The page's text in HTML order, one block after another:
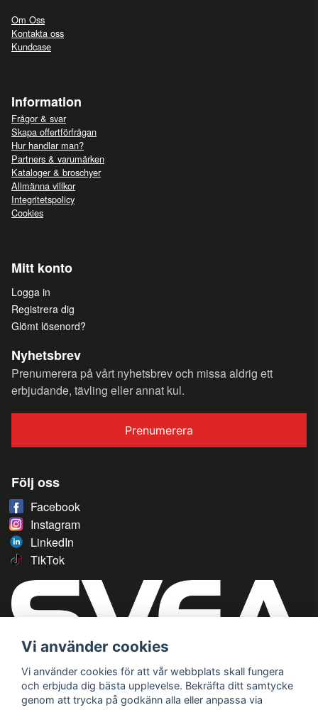
Om Oss
Kontakta oss
Kundcase
Information
Frågor & svar
Skapa offertförfrågan
Hur handlar man?
Partners & varumärken
Kataloger & broschyer
Allmänna villkor
Integritetspolicy
Cookies
Mitt konto
Logga in
Registrera dig
Glömt lösenord?
Nyhetsbrev
Prenumerera på vårt nyhetsbrev och missa aldrig ett
erbjudande, tävling eller annat kul.
Prenumerera
Följ oss
Facebook
Instagram
LinkedIn
TikTok
Vi använder cookies
Vi använder cookies för att vår webbplats skall fungera
och erbjuda dig bästa upplevelse. Bekräfta ditt samtycke
genom att trycka på godkänn alla eller anpassa via